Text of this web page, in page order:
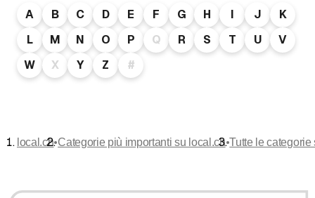
A B C D E F G H I J
K
L
M N O P Q R S T U
V
W
X Y Z #
local.ch•Categorie più importanti su local.ch•Tutte le categorie